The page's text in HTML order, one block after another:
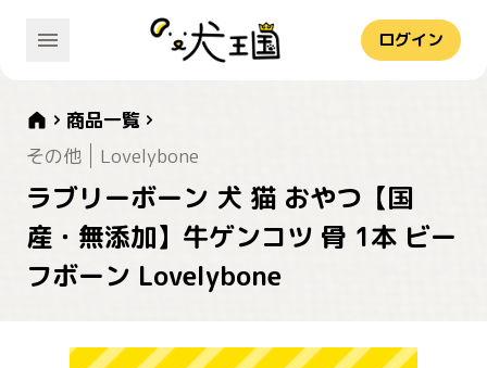
ログイン
商品一覧
その他
Lovelybone
ラブリーボーン 犬 猫 おやつ【国
産・無添加】牛ゲンコツ 骨 1本 ビー
フボーン Lovelybone